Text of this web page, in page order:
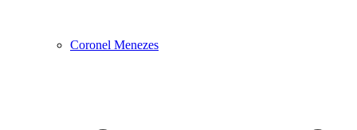
Coronel Menezes